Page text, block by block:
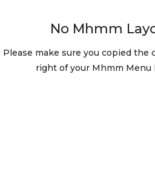
No Mhmm
Please make sure you copied the
right of your Mhmm Menu